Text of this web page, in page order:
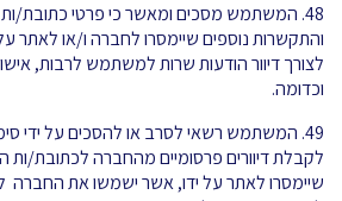
48. המשתמש מסכים ומאשר כי פרטי כתובת/ות
והתקשרות נוספים שיימסרו לחברה ו/או לאתר
לצורך דיוור הודעות שרות למשתמש לרבות,
וכדומה.
49. המשתמש רשאי לסרב או להסכים על ידי
לקבלת דיוורים פרסומיים מהחברה לכתובת/ות
שיימסרו לאתר על ידו, אשר ישמשו את החברה